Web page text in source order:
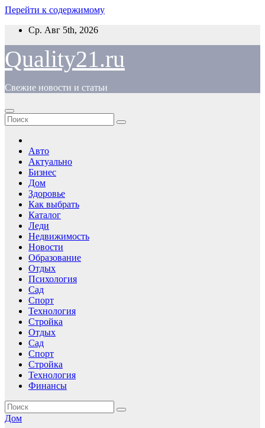
Перейти к содержимому
Ср. Авг 5th, 2026
Quality21.ru
Свежие новости и статьи
Авто
Актуально
Бизнес
Дом
Здоровье
Как выбрать
Каталог
Леди
Недвижимость
Новости
Образование
Отдых
Психология
Сад
Спорт
Технология
Стройка
Отдых
Сад
Спорт
Стройка
Технология
Финансы
Дом